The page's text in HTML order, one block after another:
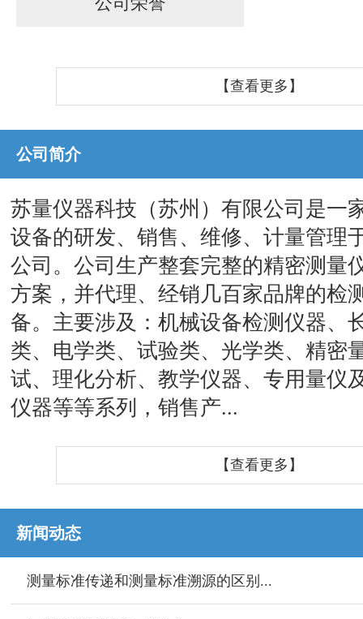
【查看更多】
公司简介
苏量仪器科技（苏州）有限公司是一
设备的研发、销售、维修、计量管理
公司。公司生产整套完整的精密测量
方案，并代理、经销几百家品牌的检
备。主要涉及：机械设备检测仪器、
类、电学类、试验类、光学类、精密
试、理化分析、教学仪器、专用量仪
仪器等等系列，销售产...
【查看更多】
新闻动态
测量标准传递和测量标准溯源的区别...